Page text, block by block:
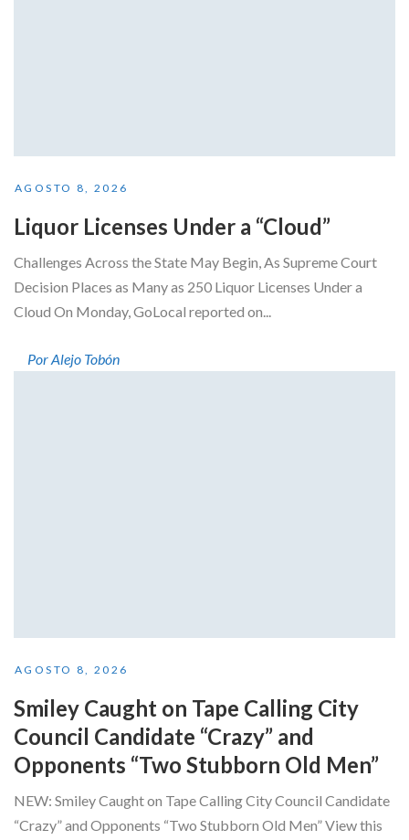
AGOSTO 8, 2026
Liquor Licenses Under a “Cloud”
Challenges Across the State May Begin, As Supreme Court
Decision Places as Many as 250 Liquor Licenses Under a
Cloud On Monday, GoLocal reported on...
Por Alejo Tobón
AGOSTO 8, 2026
Smiley Caught on Tape Calling City
Council Candidate “Crazy” and
Opponents “Two Stubborn Old Men”
NEW: Smiley Caught on Tape Calling City Council Candidate
“Crazy” and Opponents “Two Stubborn Old Men” View this